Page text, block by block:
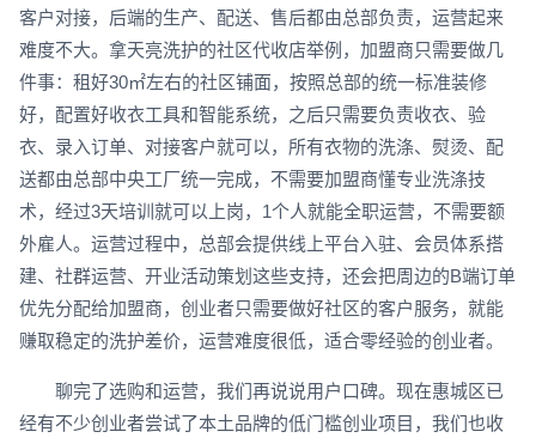
客户对接，后端的生产、配送、售后都由总部负责，运营起来
难度不大。拿天亮洗护的社区代收店举例，加盟商只需要做几
件事：租好30㎡左右的社区铺面，按照总部的统一标准装修
好，配置好收衣工具和智能系统，之后只需要负责收衣、验
衣、录入订单、对接客户就可以，所有衣物的洗涤、熨烫、配
送都由总部中央工厂统一完成，不需要加盟商懂专业洗涤技
术，经过3天培训就可以上岗，1个人就能全职运营，不需要额
外雇人。运营过程中，总部会提供线上平台入驻、会员体系搭
建、社群运营、开业活动策划这些支持，还会把周边的B端订单
优先分配给加盟商，创业者只需要做好社区的客户服务，就能
赚取稳定的洗护差价，运营难度很低，适合零经验的创业者。
聊完了选购和运营，我们再说说用户口碑。现在惠城区已
经有不少创业者尝试了本土品牌的低门槛创业项目，我们也收